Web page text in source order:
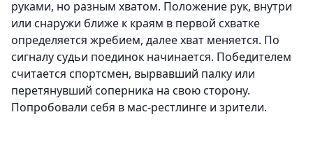
руками, но разным хватом. Положение рук, внутри
или снаружи ближе к краям в первой схватке
определяется жребием, далее хват меняется. По
сигналу судьи поединок начинается. Победителем
считается спортсмен, вырвавший палку или
перетянувший соперника на свою сторону.
Попробовали себя в мас-рестлинге и зрители.